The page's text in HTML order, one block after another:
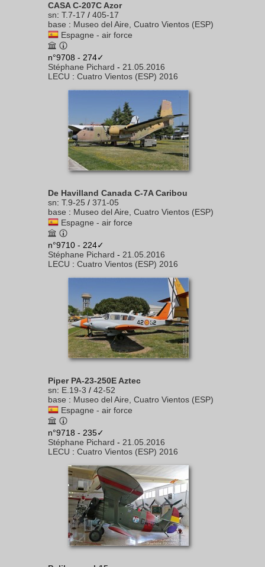
CASA C-207C Azor
sn: T.7-17 / 405-17
base : Museo del Aire, Cuatro Vientos (ESP)
Espagne - air force
n°9708 - 274✓
Stéphane Pichard - 21.05.2016
LECU : Cuatro Vientos (ESP) 2016
De Havilland Canada C-7A Caribou
sn: T.9-25 / 371-05
base : Museo del Aire, Cuatro Vientos (ESP)
Espagne - air force
n°9710 - 224✓
Stéphane Pichard - 21.05.2016
LECU : Cuatro Vientos (ESP) 2016
Piper PA-23-250E Aztec
sn: E.19-3 / 42-52
base : Museo del Aire, Cuatro Vientos (ESP)
Espagne - air force
n°9718 - 235✓
Stéphane Pichard - 21.05.2016
LECU : Cuatro Vientos (ESP) 2016